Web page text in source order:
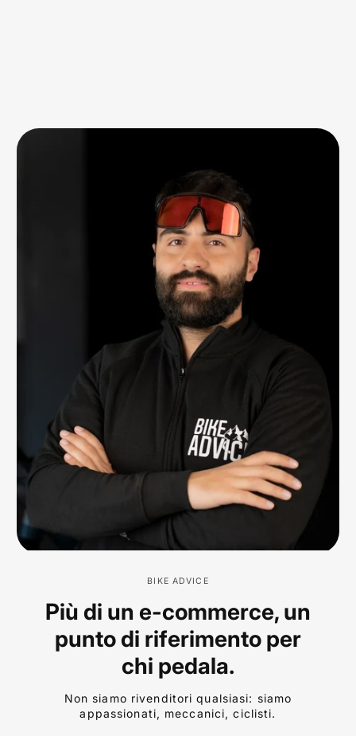
BIKE ADVICE
Più di un e-commerce, un
punto di riferimento per
chi pedala.
Non siamo rivenditori qualsiasi: siamo
appassionati, meccanici, ciclisti.